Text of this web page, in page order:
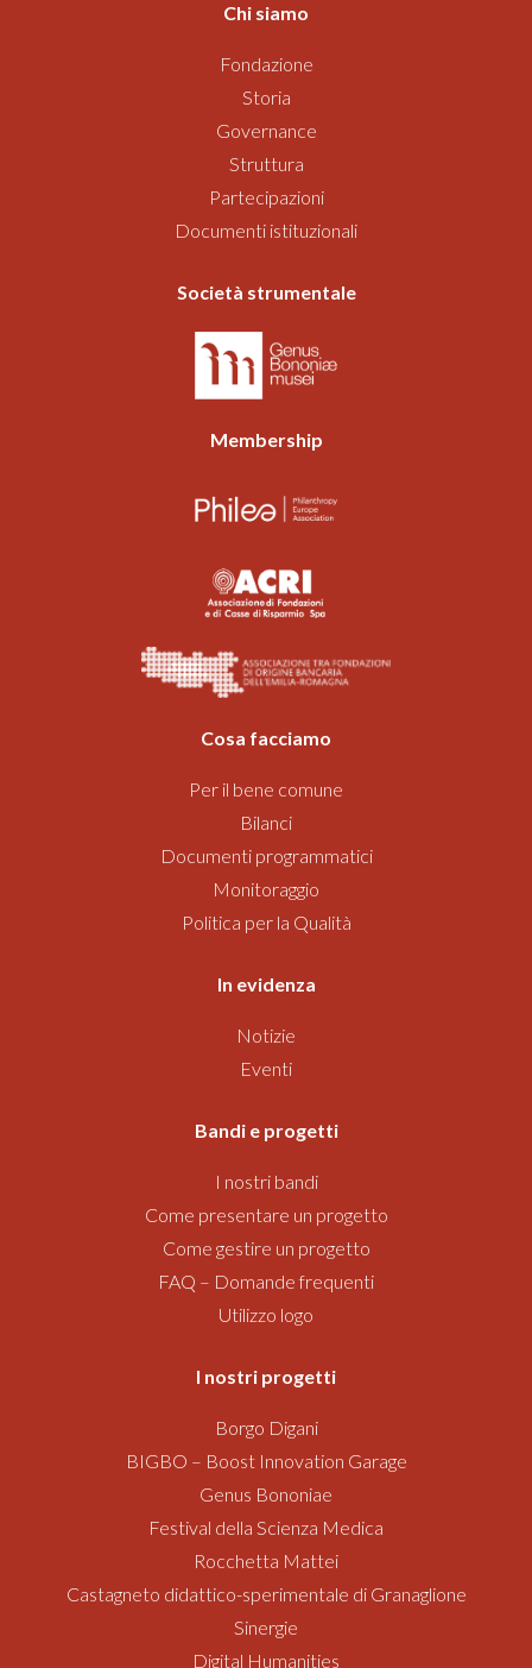
Chi siamo
Fondazione
Storia
Governance
Struttura
Partecipazioni
Documenti istituzionali
Società strumentale
Membership
Cosa facciamo
Per il bene comune
Bilanci
Documenti programmatici
Monitoraggio
Politica per la Qualità
In evidenza
Notizie
Eventi
Bandi e progetti
I nostri bandi
Come presentare un progetto
Come gestire un progetto
FAQ – Domande frequenti
Utilizzo logo
I nostri progetti
Borgo Digani
BIGBO – Boost Innovation Garage
Genus Bononiae
Festival della Scienza Medica
Rocchetta Mattei
Castagneto didattico-sperimentale di Granaglione
Sinergie
Digital Humanities